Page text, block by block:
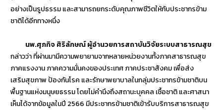
อย่างเป็นรูปธรรม และสามารถยกระดับคุณภาพชีวิตให้กับประชากรข้าม
ชาติได้อีกทางหนึ่ง
นพ.ศุภกิจ ศิริลักษณ์ ผู้อำนวยการสถาบันวิจัยระบบสาธารณสุข
กล่าวว่า ที่ผ่านมามีความพยายามจากหลายหน่วยงานทั้งภาคสาธารณสุข
ภาคแรงงาน ภาคความมั่นคงของประเทศ ภาคประชาสังคม เพื่อส่ง
เสริมสุขภาพ ป้องกันโรค และรักษาพยาบาลในกลุ่มประชากรข้ามชาติบน
พื้นฐานแห่งมนุษยธรรม โดยไม่คำนึงถึงสถานะบุคคล เชื้อชาติ และศาสนา
เห็นได้จากข้อมูลในปี 2566 มีประชากรข้ามชาติเข้ารับบริการสาธารณสุข